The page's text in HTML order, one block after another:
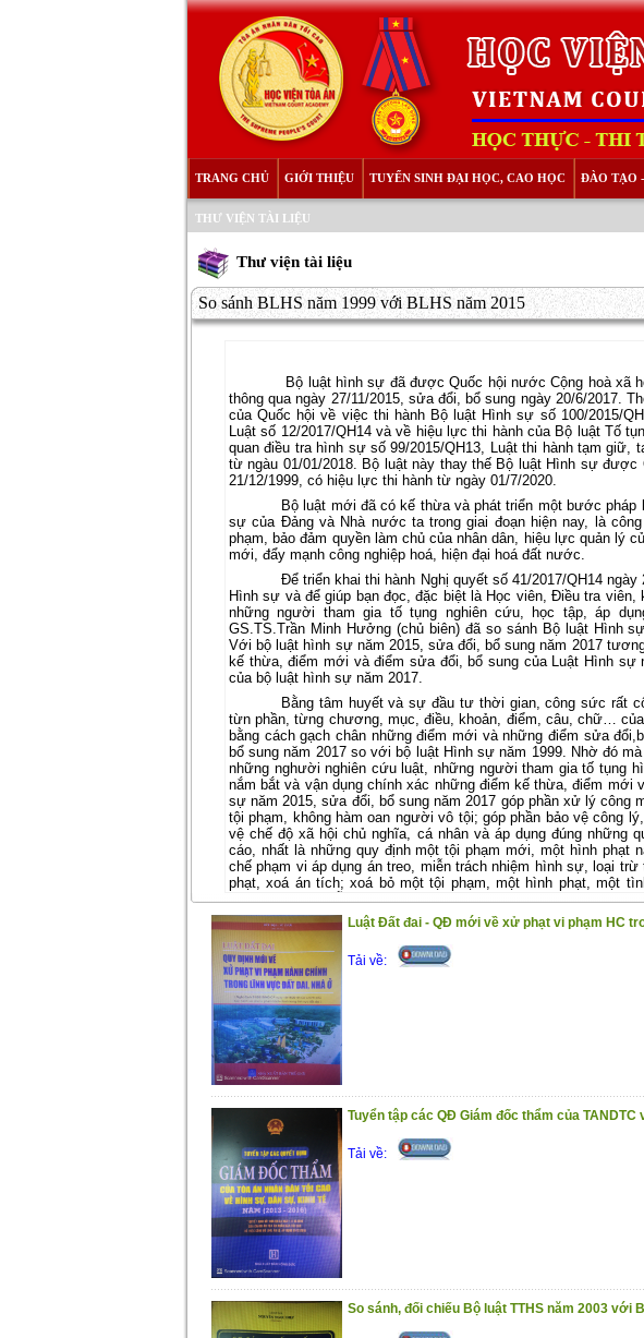
TRANG CHỦ GIỚI THIỆU TUYỂN SINH ĐẠI HỌC, CAO HỌC ĐÀO TẠO
THƯ VIỆN TÀI LIỆU
Thư viện tài liệu
So sánh BLHS năm 1999 với BLHS năm 2015
Bộ luật hình sự đã được Quốc hội nước Cộng hoà xã
thông qua ngày 27/11/2015, sửa đổi, bổ sung ngày 20/6/2017.
của Quốc hội về việc thi hành Bộ luật Hình sự số 100/2015/
Luật số 12/2017/QH14 và về hiệu lực thi hành của Bộ luật Tố
quan điều tra hình sự số 99/2015/QH13, Luật thi hành tạm giữ,
từ ngàu 01/01/2018. Bộ luật này thay thế Bộ luật Hình sự
21/12/1999, có hiệu lực thi hành từ ngày 01/7/2020.
Bộ luật mới đã có kế thừa và phát triển một bước
sự của Đảng và Nhà nước ta trong giai đoạn hiện nay, là
phạm, bảo đảm quyền làm chủ của nhân dân, hiệu lực quản lý
mới, đẩy mạnh công nghiệp hoá, hiện đại hoá đất nước.
Để triển khai thi hành Nghị quyết số 41/2017/QH14
Hình sự và để giúp bạn đọc, đặc biệt là Học viên, Điều tra
những người tham gia tố tụng nghiên cứu, học tập, áp
GS.TS.Trần Minh Hưởng (chủ biên) đã so sánh Bộ luật Hình
Với bộ luật hình sự năm 2015, sửa đổi, bổ sung năm 2017
kế thừa, điểm mới và điểm sửa đổi, bổ sung của Luật Hình sự
của bộ luật hình sự năm 2017.
Bằng tâm huyết và sự đầu tư thời gian, công sức rất
từn phần, từng chương, mục, điều, khoản, điểm, câu, chữ…
bằng cách gạch chân những điểm mới và những điểm sửa
bổ sung năm 2017 so với bộ luật Hình sự năm 1999. Nhờ đó
những nghười nghiên cứu luật, những người tham gia tố tụng
nắm bắt và vận dụng chính xác những điểm kế thừa, điểm mới
sự năm 2015, sửa đổi, bổ sung năm 2017 góp phần xử lý công
tội phạm, không hàm oan người vô tội; góp phần bảo vệ công
vệ chế độ xã hội chủ nghĩa, cá nhân và áp dụng đúng những
cáo, nhất là những quy định một tội phạm mới, một hình phạt
chế phạm vi áp dụng án treo, miễn trách nhiệm hình sự, loại
phạt, xoá án tích; xoá bỏ một tội phạm, một hình phạt, một
dụng án treo, miễn trách nhiệm hình sự, loại trừ trách nhiệm
trước thời hạn có điều kiện, xoá án tích và quy định khác có
hành vi phạm tội đã thực hiện trước khi điều luật đó có hiệu lực
“So sánh Bộ luật Hình sự năm 1999 (được sửa đổi,
2015 sửa đổi, bổ sung năm 2017”
sách và bổ ích.
Trân trọng giới thiệu cùng bạn đọc!
Luật Đất đai - QĐ mới về xử phạt vi phạm HC
Tải về:
Tuyển tập các QĐ Giám đốc thẩm của TANDTC
Tải về:
So sánh, đối chiếu Bộ luật TTHS năm 2003 với